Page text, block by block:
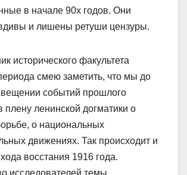
в начале 90х годов. Они
и лишены ретуши цензуры.
исторического факультета
смею заметить, что мы до
событий прошлого
плену ленинской догматики о
о национальных
движениях. Так происходит и
восстания 1916 года.
исследователей темы,